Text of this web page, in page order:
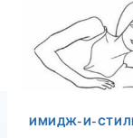
содержимому
ИМИДЖ-И-